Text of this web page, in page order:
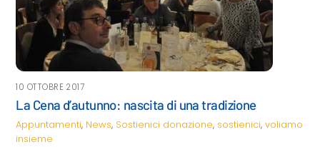
10 OTTOBRE 2017
La Cena d’autunno: nascita di una tradizione
Appuntamenti, News, Sostienici donazione, sostienici,voliamo
insieme